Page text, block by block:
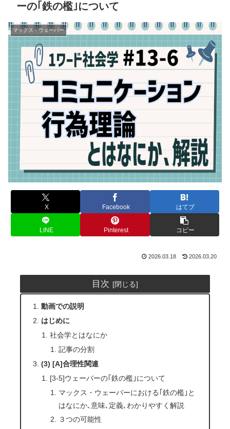
ーの｢鉄の檻｣について
マックス・ウェーバー
X Facebook はてブ
LINE Pinterest コピー
2026.03.18 2026.03.20
目次
動画での説明
はじめに
社会学とはなにか
記事の分割
(3) [A]合理性関連
[3-5]ウェーバーの｢鉄の檻｣について
マックス・ウェーバーにおける｢鉄の檻｣と
はなにか､意味､定義､わかりやすく解説
３つの可能性